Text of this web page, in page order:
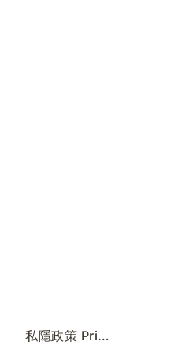
私隱政策 Privacy Policy